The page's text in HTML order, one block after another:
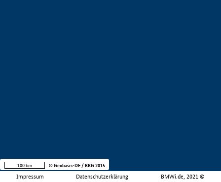
Impressum Datenschutzerklärung BMWi.de, 2021 ©
100 km © Geobasis-DE / BKG 2015